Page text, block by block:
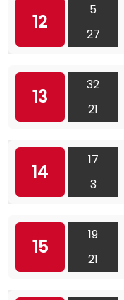
12
5
27
13
32
21
14
17
3
15
19
21